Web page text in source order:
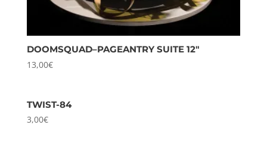
DOOMSQUAD–PAGEANTRY SUITE 12″
13,00€
TWIST-84
3,00€